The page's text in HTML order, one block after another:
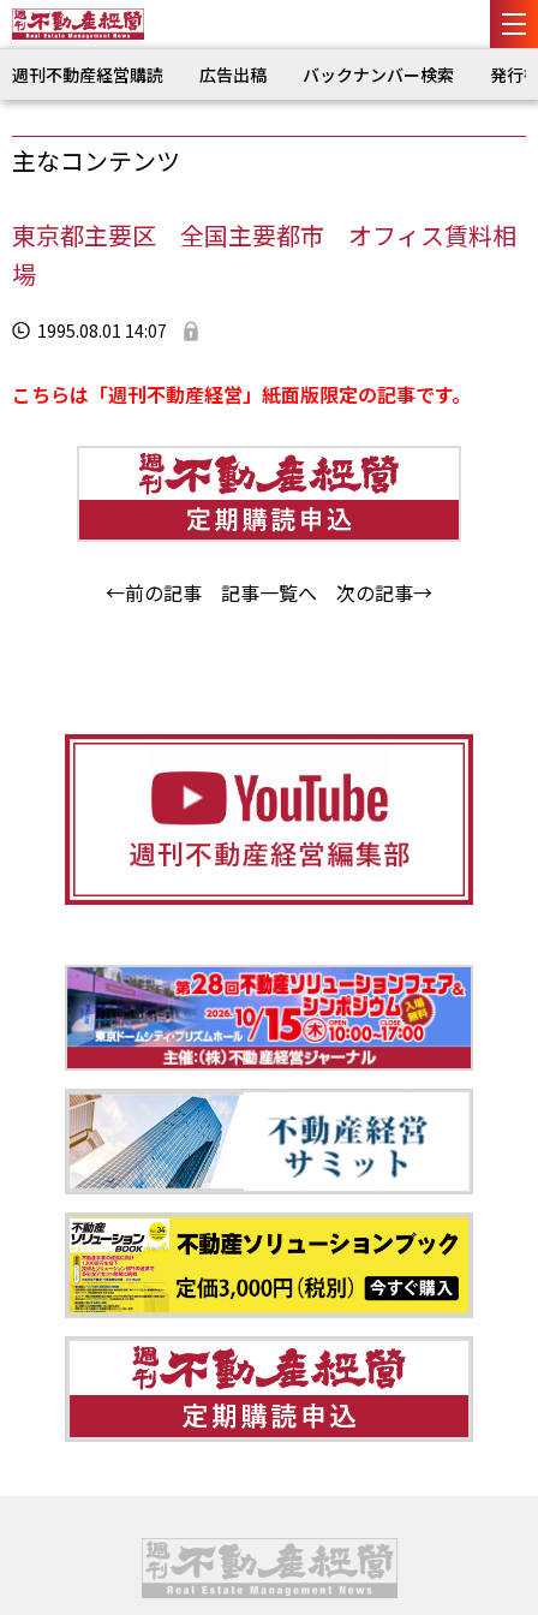
週刊不動産経営購読 広告出稿 バックナンバー検索 発行
主なコンテンツ
東京都主要区 全国主要都市 オフィス賃料相
場
1995.08.01 14:07
こちらは「週刊不動産経営」紙面版限定の記事です。
←前の記事 記事一覧へ 次の記事→